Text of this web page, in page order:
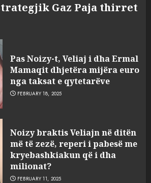
Gaz Paja thirret
Pas Noizy-t, Veliaj i dha Ermal
Mamaqit dhjetëra mijëra euro
nga taksat e qytetarëve
FEBRUARY 18, 2025
Noizy braktis Veliajn në ditën
më të zezë, reperi i pabesë me
kryebashkiakun që i dha
milionat?
FEBRUARY 11, 2025
sulmuan “One Albania”,
ngjarja u fsheh. A u vodhën
serverat?
MARCH 25, 2025